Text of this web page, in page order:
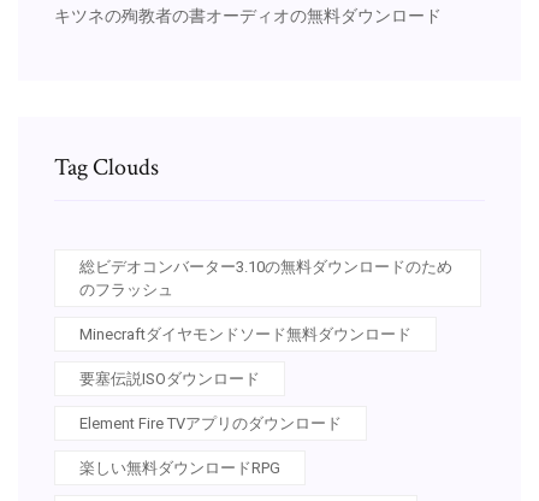
キツネの殉教者の書オーディオの無料ダウンロード
Tag Clouds
総ビデオコンバーター3.10の無料ダウンロードのため
のフラッシュ
Minecraftダイヤモンドソード無料ダウンロード
要塞伝説ISOダウンロード
Element Fire TVアプリのダウンロード
楽しい無料ダウンロードRPG